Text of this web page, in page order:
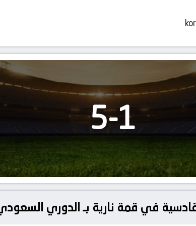
1
-
5
في قمة نارية بـ الدوري